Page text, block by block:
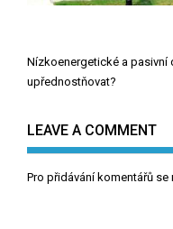
Navigace
pro
Nízkoenergetické a pasivní
upřednostňovat?
LEAVE A COMMENT
Pro přidávání komentářů se